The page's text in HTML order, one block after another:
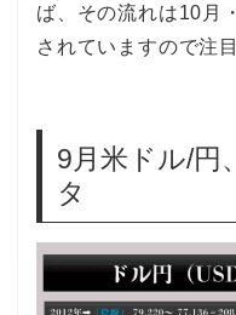
ば、その流れは10月
されていますので注
9月米ドル/円
タ